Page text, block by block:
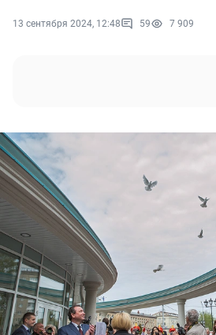
13 сентября 2024, 12:48 59 7 909